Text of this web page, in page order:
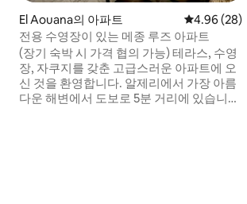
El Aouana의 아파트 평점 4.96
4.96 (28)
전용 수영장이 있는 메종 루즈 아파트
(장기 숙박 시 가격 협의 가능) 테라스, 수영
장, 자쿠지를 갖춘 고급스러운 아파트에 오
신 것을 환영합니다. 알제리에서 가장 아름
다운 해변에서 도보로 5분 거리에 있습니